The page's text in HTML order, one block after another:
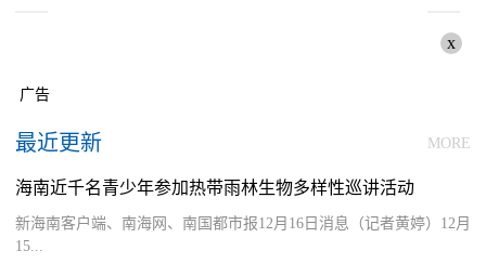
x
广告
最近更新 MORE
海南近千名青少年参加热带雨林生物多样性巡讲活动
新海南客户端、南海网、南国都市报12月16日消息（记者黄婷）12月
15...